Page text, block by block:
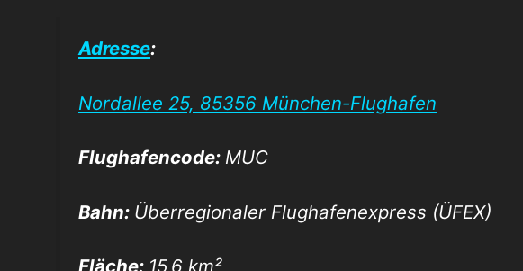
Adresse:
Nordallee 25, 85356 München-Flughafen
Flughafencode: MUC
Bahn: Überregionaler Flughafenexpress (ÜFEX)
Fläche: 15,6 km²